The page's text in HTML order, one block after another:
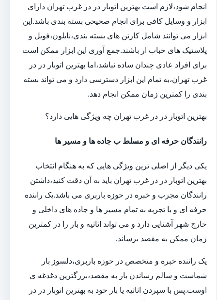
انجام شود،لازم است بهترین اتوبار در در غرب تهران دارای
ابزار و وسایل کافی برای انجام صحیحی بسته بندی باشد.این
ابزار می توانند شامل کارتن های بسته بندی،نایلون،فویل و
پلاستیک های حباب ار باشند.جمع آوری این ابزار ممکن است
برای افراد عادی چندان ساده نباشد،اما بهترین اتوبار در در
غرب تهران،به تمام این ابزار دسترسی دارد و می تواند بسته
بندی را کمترین زمان ممکن انجام دهد.
بهترین اتوبار در در غرب تهران چه ویژگی هایی دارد؟
رانندگان حرفه ای و مسلط ب جاده ها و مسیر ها
یکی دیگر از اصلی ترین ویژگی هایی که به هنگام انتخاب
بهترین اتوبار در در غرب تهران باید به آن دقت کنید،داشتن
رانندگان مجرب و خبره در حوزه باربری می باشد.یک راننده
حرفه ای و با تجربه به تمام مسیر ها و جاده های داخلی و
خارج شهر آشنایی دارد و می تواند اثاثیه و بار را در کمترین
زمان ممکن به مقصد برساند.
یک راننده خبره و متخصص در حوزه باربری،دلسوز بار
شماست و سالم رساندن بار به مقصد،بزرگترین دغدغه ی
اوست.پس با سپردن اثاثیه یا بار خود به بهترین اتوبار در در